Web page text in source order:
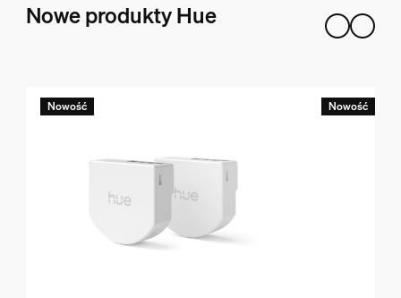
Nowe produkty Hue
Nowość Nowość